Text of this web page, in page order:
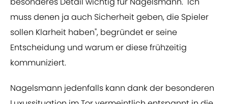
muss denen ja auch Sicherheit geben, die Spieler
sollen Klarheit haben", begründet er seine
Entscheidung und warum er diese frühzeitig
kommuniziert.
Nagelsmann jedenfalls kann dank der besonderen